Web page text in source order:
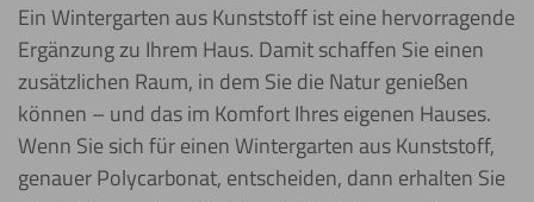
Ein Wintergarten aus Kunststoff ist eine hervorragende
Ergänzung zu Ihrem Haus. Damit schaffen Sie einen
zusätzlichen Raum, in dem Sie die Natur genießen
können – und das im Komfort Ihres eigenen Hauses.
Wenn Sie sich für einen Wintergarten aus Kunststoff,
genauer Polycarbonat, entscheiden, dann erhalten Sie